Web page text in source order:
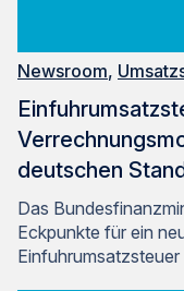
Newsroom,
deutschen
Das
Eckpunkte für ein